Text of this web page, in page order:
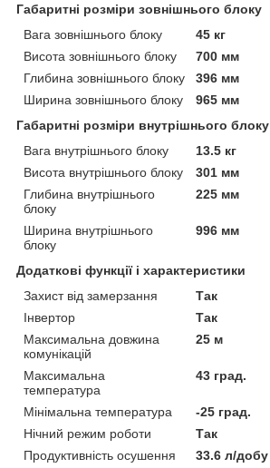
Габаритні розміри зовнішнього блоку
Вага зовнішнього блоку
45 кг
Висота зовнішнього блоку
700 мм
Глибина зовнішнього блоку
396 мм
Ширина зовнішнього блоку
965 мм
Габаритні розміри внутрішнього блоку
Вага внутрішнього блоку
13.5 кг
Висота внутрішнього блоку
301 мм
Глибина внутрішнього
блоку
225 мм
Ширина внутрішнього
блоку
996 мм
Додаткові функції і характеристики
Захист від замерзання
Так
Інвертор
Так
Максимальна довжина
комунікацій
25 м
Максимальна
температура
43 град.
Мінімальна температура
-25 град.
Нічний режим роботи
Так
Продуктивність осушення
33.6 л/добу